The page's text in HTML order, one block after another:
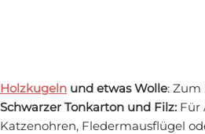
Holzkugeln und etwas Wolle: Zum
Schwarzer Tonkarton und Filz: Für
Katzenohren, Fledermausflügel